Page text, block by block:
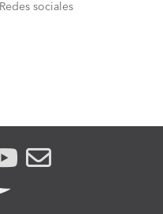
Redes sociales